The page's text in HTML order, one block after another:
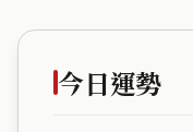
今日運勢